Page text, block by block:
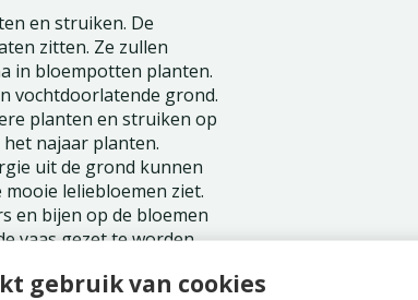
gebruik van cookies
en struiken. De
zitten. Ze zullen
in bloempotten planten.
vochtdoorlatende grond.
planten en struiken op
najaar planten.
uit de grond kunnen
leliebloemen ziet.
en bijen op de bloemen
vaas gezet te worden.